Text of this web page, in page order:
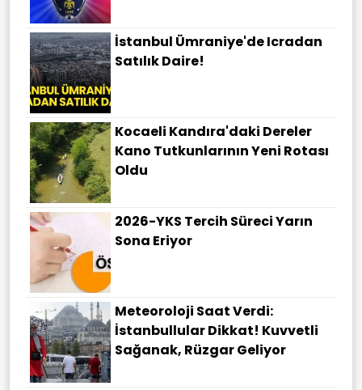
İstanbul Ümraniye'de Icradan
Satılık Daire!
Kocaeli Kandıra'daki Dereler
Kano Tutkunlarının Yeni Rotası
Oldu
2026-YKS Tercih Süreci Yarın
Sona Eriyor
Meteoroloji Saat Verdi:
İstanbullular Dikkat! Kuvvetli
Sağanak, Rüzgar Geliyor